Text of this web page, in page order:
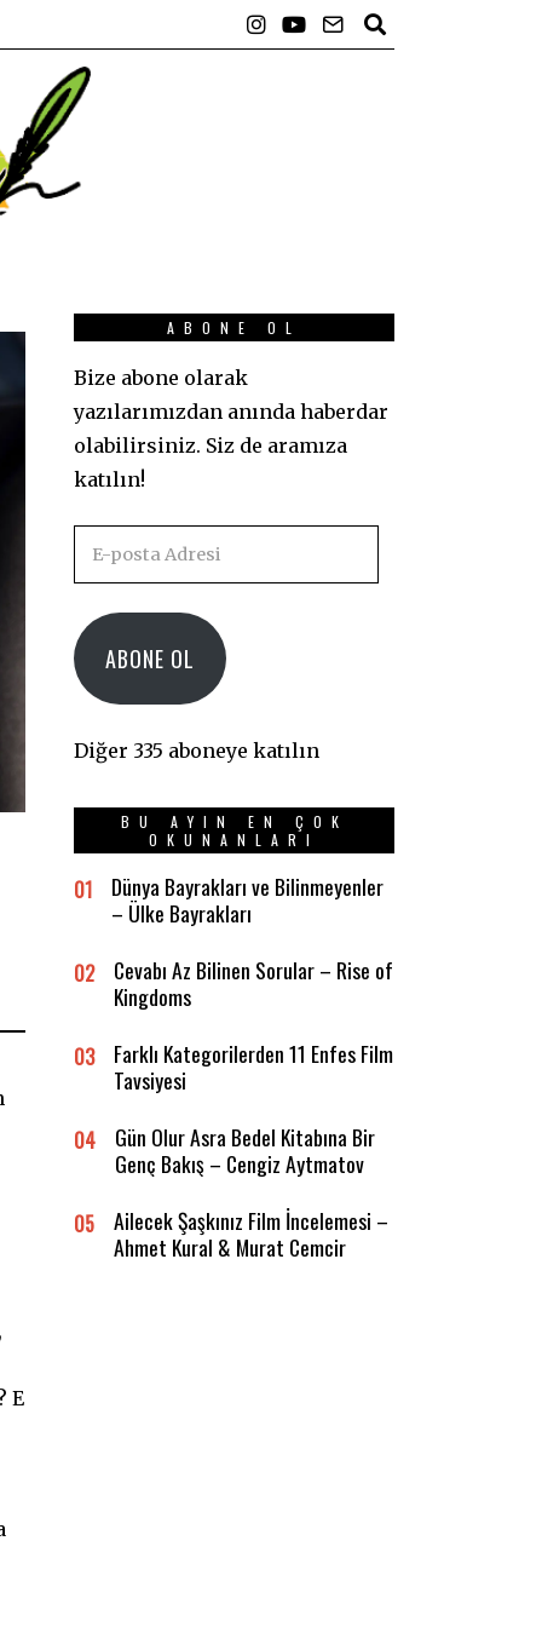
E
ABONE OL
Bize abone olarak
yazılarımızdan anında haberdar
olabilirsiniz. Siz de aramıza
katılın!
Adresi
ABONE OL
Diğer 335 aboneye katılın
BU AYIN EN ÇOK
OKUNANLARI
01
Dünya Bayrakları ve Bilinmeyenler
– Ülke Bayrakları
02
Cevabı Az Bilinen Sorular – Rise of
Kingdoms
03
Farklı Kategorilerden 11 Enfes Film
Tavsiyesi
04
Gün Olur Asra Bedel Kitabına Bir
Genç Bakış – Cengiz Aytmatov
05
Ailecek Şaşkınız Film İncelemesi –
Ahmet Kural & Murat Cemcir